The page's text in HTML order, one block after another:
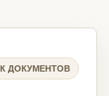
ДОКУМЕНТОВ